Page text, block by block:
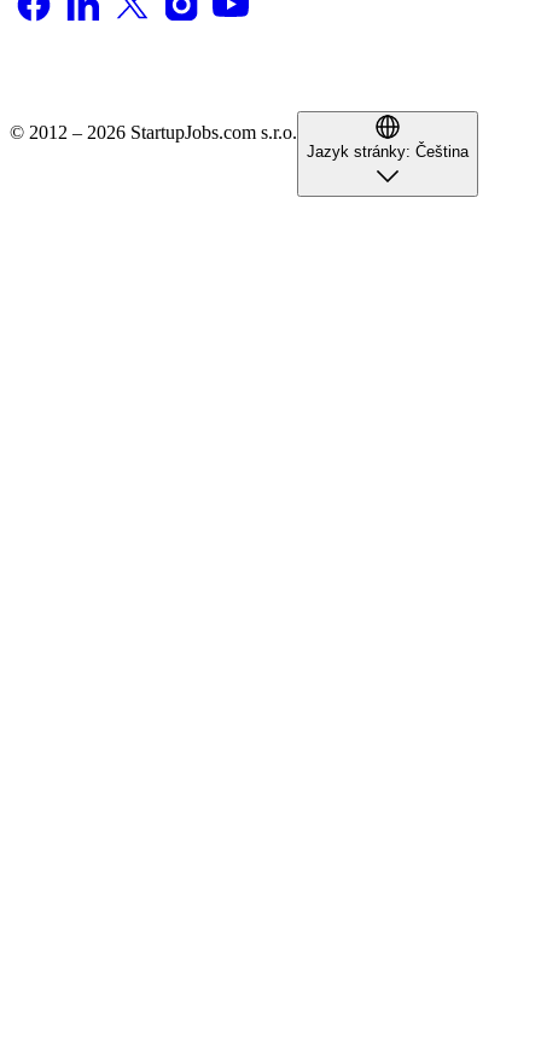
© 2012 – 2026 StartupJobs.com s.r.o.
Jazyk stránky: Čeština